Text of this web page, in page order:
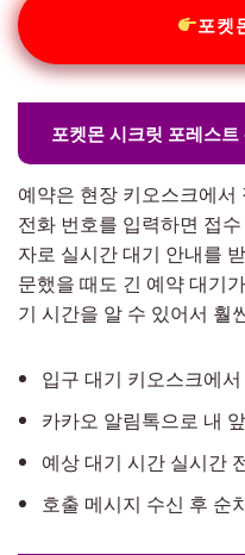
포켓
포켓몬 시크릿 포레스
예약은 현장 키오스크에
전화 번호를 입력하면 접
자로 실시간 대기 안내를
문했을 때도 긴 예약 대기
기 시간을 알 수 있어서 훨
입구 대기 키오스크에
카카오 알림톡으로 내
예상 대기 시간 실시간
호출 메시지 수신 후 순